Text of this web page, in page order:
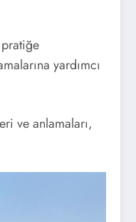
yardımcı
ve anlamaları,